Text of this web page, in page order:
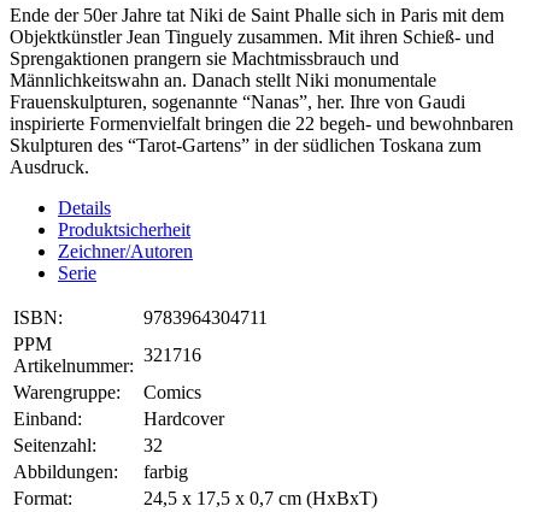
Ende der 50er Jahre tat Niki de Saint Phalle sich in Paris mit dem
Objektkünstler Jean Tinguely zusammen. Mit ihren Schieß- und
Sprengaktionen prangern sie Machtmissbrauch und
Männlichkeitswahn an. Danach stellt Niki monumentale
Frauenskulpturen, sogenannte “Nanas”, her. Ihre von Gaudi
inspirierte Formenvielfalt bringen die 22 begeh- und bewohnbaren
Skulpturen des “Tarot-Gartens” in der südlichen Toskana zum
Ausdruck.
Details
Produktsicherheit
Zeichner/Autoren
Serie
ISBN:
9783964304711
PPM
Artikelnummer:
321716
Warengruppe:
Comics
Einband:
Hardcover
Seitenzahl:
32
Abbildungen:
farbig
Format:
24,5 x 17,5 x 0,7 cm (HxBxT)